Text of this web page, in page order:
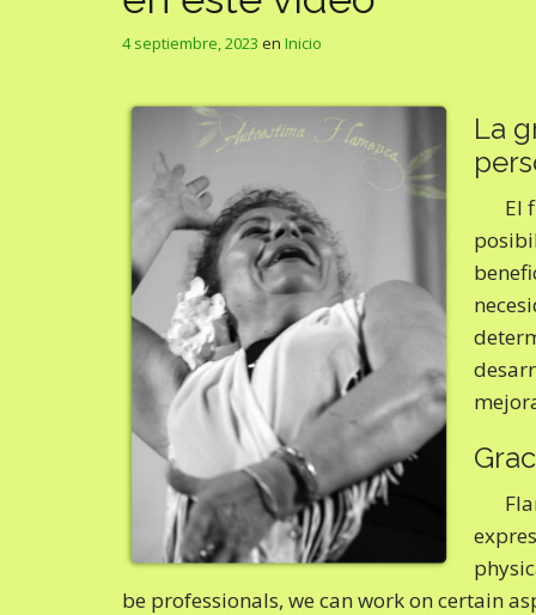
4 septiembre, 2023 en Inicio
La
El
be professionals, we can work on certain